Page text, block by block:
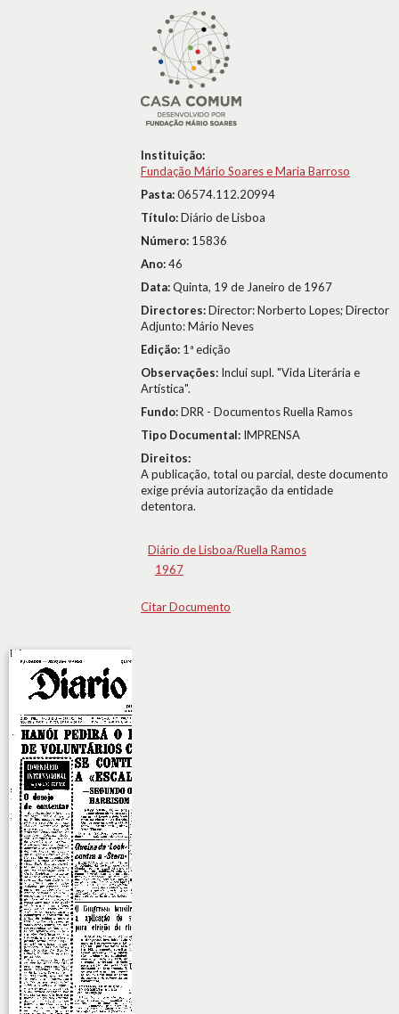
Instituição:
Fundação Mário Soares e Maria Barroso
Pasta:06574.112.20994
Título:Diário de Lisboa
Número: 15836
Ano:46
Data:Quinta, 19 de Janeiro de 1967
Directores:Director: Norberto Lopes; Director
Adjunto: Mário Neves
Edição: 1ª edição
Observações: Inclui supl. "Vida Literária e
Artística".
Fundo:DRR - Documentos Ruella Ramos
Tipo Documental: IMPRENSA
Direitos:
A publicação, total ou parcial, deste documento
exige prévia autorização da entidade
detentora.
Diário de Lisboa/Ruella Ramos
1967
Citar Documento